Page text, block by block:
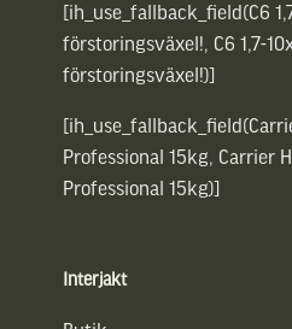
[ih_use_fallback_field(C6
förstoringsväxel!, C6 1,7-
förstoringsväxel!)]
Professional 15kg, Carrier
Professional 15kg)]
Interjakt